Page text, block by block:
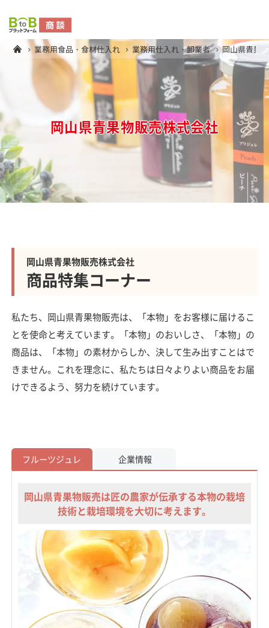
業務用食品・食材仕入れ 業務用仕入れ・卸業者 岡山県青果
岡山県青果物販売株式会社
岡山県青果物販売株式会社
商品特集コーナー
私たち、岡山県青果物販売は、「本物」をお客様に届けるこ
とを使命と考えています。「本物」のおいしさ、「本物」の
商品は、「本物」の素材からしか、決して生み出すことはで
きません。これを理念に、私たちは日々よりよい商品をお届
けできるよう、努力を続けています。
フルーツジュレ 企業情報
岡山県青果物販売は匠の農家が伝承する本物の栽培
技術と栽培環境を大切に考えます。